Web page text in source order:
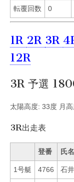
転覆回数 0
1R 2R 3R
12R
3R 予選
太陽高度: 33度 月
3R出走表
登番 氏名
1号艇 4766 石